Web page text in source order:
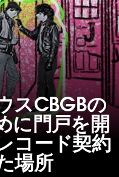
スCBGBの
に門戸を開
コード契約
場所